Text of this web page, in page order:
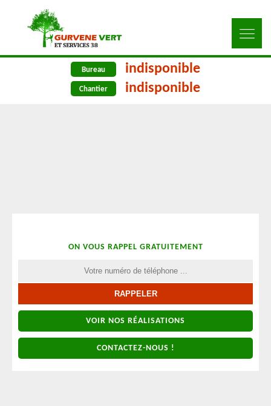
Bureau indisponible
Chantier indisponible
ON VOUS RAPPEL GRATUITEMENT
VOIR NOS RÉALISATIONS
CONTACTEZ-NOUS !